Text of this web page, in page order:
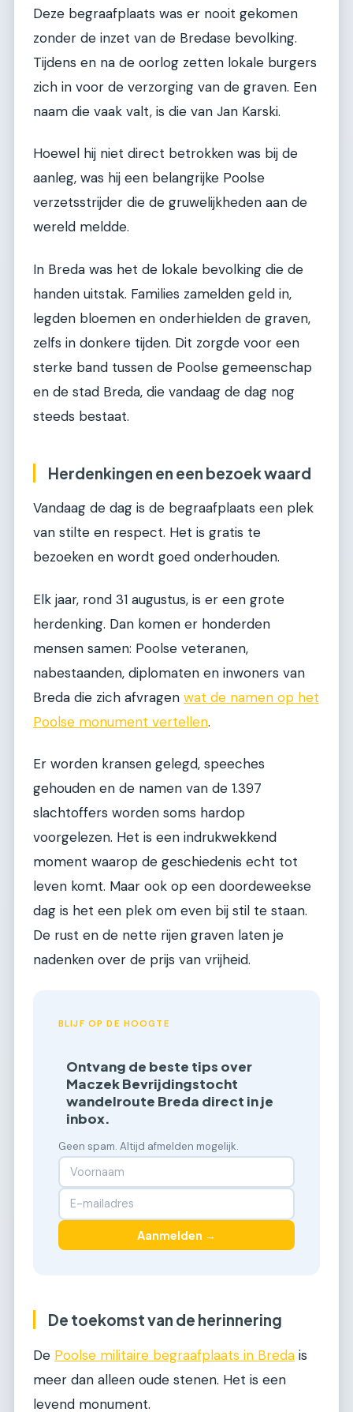
Deze begraafplaats was er nooit gekomen
zonder de inzet van de Bredase bevolking.
Tijdens en na de oorlog zetten lokale burgers
zich in voor de verzorging van de graven. Een
naam die vaak valt, is die van Jan Karski.
Hoewel hij niet direct betrokken was bij de
aanleg, was hij een belangrijke Poolse
verzetsstrijder die de gruwelijkheden aan de
wereld meldde.
In Breda was het de lokale bevolking die de
handen uitstak. Families zamelden geld in,
legden bloemen en onderhielden de graven,
zelfs in donkere tijden. Dit zorgde voor een
sterke band tussen de Poolse gemeenschap
en de stad Breda, die vandaag de dag nog
steeds bestaat.
Herdenkingen en een bezoek waard
Vandaag de dag is de begraafplaats een plek
van stilte en respect. Het is gratis te
bezoeken en wordt goed onderhouden.
Elk jaar, rond 31 augustus, is er een grote
herdenking. Dan komen er honderden
mensen samen: Poolse veteranen,
nabestaanden, diplomaten en inwoners van
Breda die zich afvragen wat de namen op het
Poolse monument vertellen.
Er worden kransen gelegd, speeches
gehouden en de namen van de 1.397
slachtoffers worden soms hardop
voorgelezen. Het is een indrukwekkend
moment waarop de geschiedenis echt tot
leven komt. Maar ook op een doordeweekse
dag is het een plek om even bij stil te staan.
De rust en de nette rijen graven laten je
nadenken over de prijs van vrijheid.
BLIJF OP DE HOOGTE
Ontvang de beste tips over
Maczek Bevrijdingstocht
wandelroute Breda direct in je
inbox.
Geen spam. Altijd afmelden mogelijk.
Aanmelden →
De toekomst van de herinnering
De Poolse militaire begraafplaats in Breda is
meer dan alleen oude stenen. Het is een
levend monument.